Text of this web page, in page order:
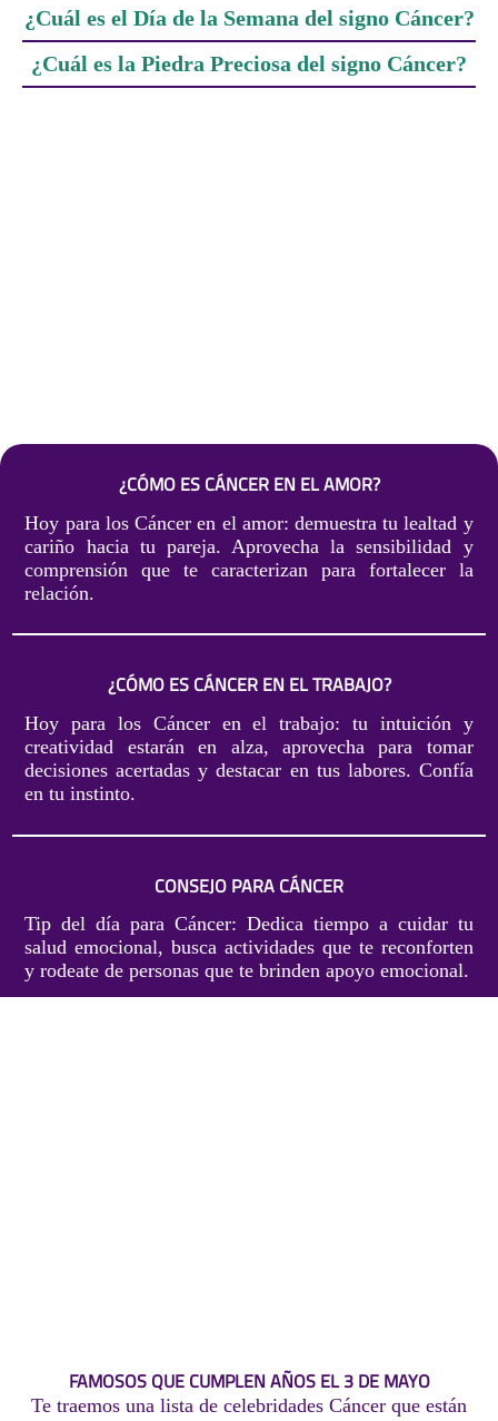
¿Cuál es el Día de la Semana del signo Cáncer?
¿Cuál es la Piedra Preciosa del signo Cáncer?
¿CÓMO ES CÁNCER EN EL AMOR?
Hoy para los Cáncer en el amor: demuestra tu lealtad y
cariño hacia tu pareja. Aprovecha la sensibilidad y
comprensión que te caracterizan para fortalecer la
relación.
¿CÓMO ES CÁNCER EN EL TRABAJO?
Hoy para los Cáncer en el trabajo: tu intuición y
creatividad estarán en alza, aprovecha para tomar
decisiones acertadas y destacar en tus labores. Confía
en tu instinto.
CONSEJO PARA CÁNCER
Tip del día para Cáncer: Dedica tiempo a cuidar tu
salud emocional, busca actividades que te reconforten
y rodeate de personas que te brinden apoyo emocional.
FAMOSOS QUE CUMPLEN AÑOS EL 3 DE MAYO
Te traemos una lista de celebridades Cáncer que están